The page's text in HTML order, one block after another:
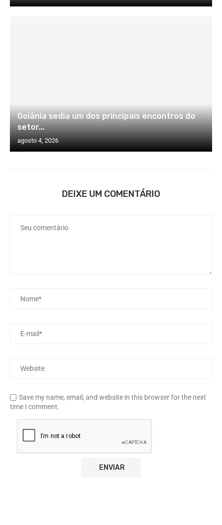
Goiânia sedia um dos principais encontros do
setor...
agosto 4, 2026
DEIXE UM COMENTÁRIO
Save my name, email, and website in this browser for the next
time I comment.